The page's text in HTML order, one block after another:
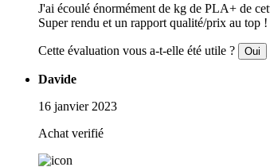
J'ai écoulé énormément de kg de PLA+ de
Super rendu et un rapport qualité/prix au top !
Cette évaluation vous a-t-elle été utile ? Oui
Davide
16 janvier 2023
Achat verifié